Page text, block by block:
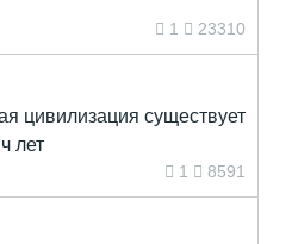
1 23310
цивилизация существует
лет
1 8591